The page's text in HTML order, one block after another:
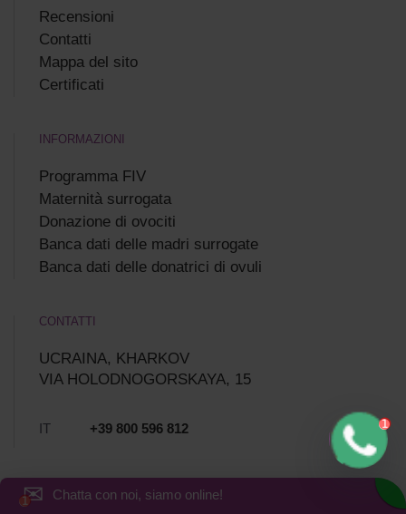
Recensioni
Сontatti
Mappa del sito
Certificati
INFORMAZIONI
Programma FIV
Maternità surrogata
Donazione di ovociti
Banca dati delle madri surrogate
Banca dati delle donatrici di ovuli
CONTATTI
UCRAINA, KHARKOV
VIA HOLODNOGORSKAYA, 15
IT +39 800 596 812
✉ Chatta con noi, siamo online!